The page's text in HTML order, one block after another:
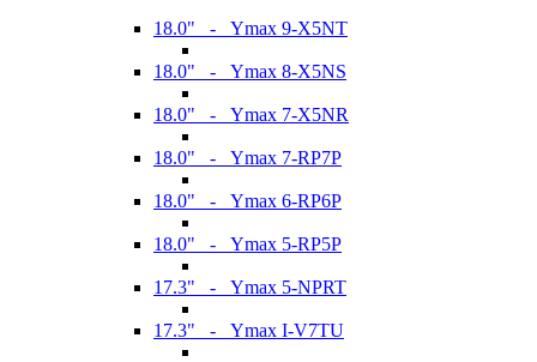
18.0" - Ymax 9-X5NT
18.0" - Ymax 8-X5NS
18.0" - Ymax 7-X5NR
18.0" - Ymax 7-RP7P
18.0" - Ymax 6-RP6P
18.0" - Ymax 5-RP5P
17.3" - Ymax 5-NPRT
17.3" - Ymax I-V7TU